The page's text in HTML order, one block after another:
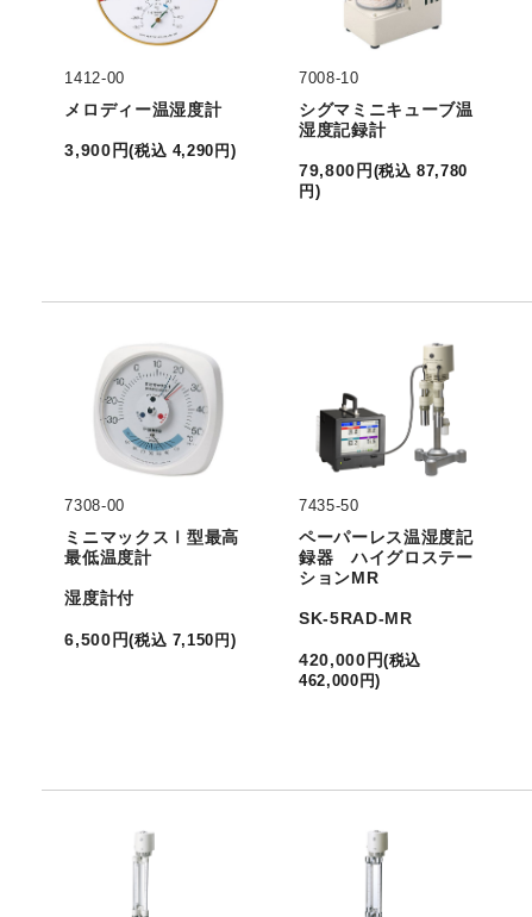
1412-00
メロディー温湿度計
3,900 円(税込 4,290 円 )
7008-10
シグマミニキューブ温
湿度記録計
79,800 円 (税込 87,780
円 )
7308-00
ミニマックスⅠ型最高
最低温度計
湿度計付
6,500 円(税込 7,150 円 )
7435-50
ペーパーレス温湿度記
録器 ハイグロステー
ションMR
SK-5RAD-MR
420,000 円(税込
462,000 円)